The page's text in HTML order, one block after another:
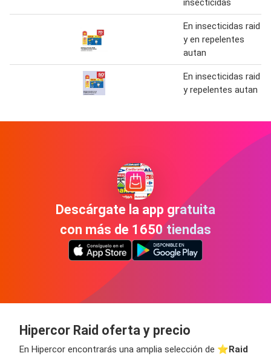
insecticidas
En insecticidas raid
y en repelentes
autan
En insecticidas raid
y repelentes autan
Descárgate la app gratuita
con más de 1650 tiendas
Hipercor Raid oferta y precio
En Hipercor encontrarás una amplia selección de ⭐️Raid